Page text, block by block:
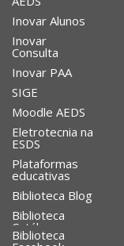
Inovar Alunos
Inovar
Consulta
Inovar PAA
SIGE
Moodle AEDS
Eletrotecnia na
ESDS
Plataformas
educativas
Biblioteca Blog
Biblioteca
Catálogo
Biblioteca